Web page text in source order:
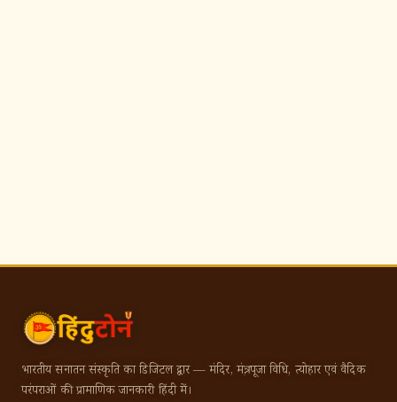
भारतीय सनातन संस्कृति का डिजिटल द्वार — मंदिर, मंत्र, पूजा विधि, त्योहार एवं वैदिक
परंपराओं की प्रामाणिक जानकारी हिंदी में।